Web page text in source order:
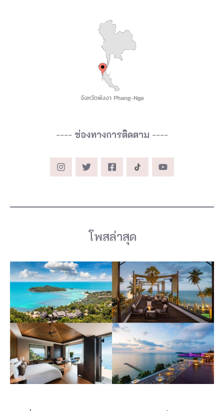
---- ช่องทางการติดตาม ----
โพสล่าสุด